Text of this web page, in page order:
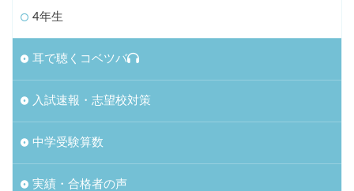
4年生
耳で聴くコベツバ
入試速報・志望校対策
中学受験算数
実績・合格者の声